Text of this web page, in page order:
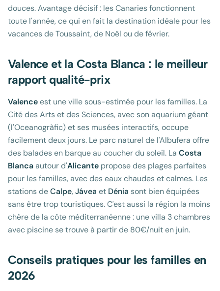
douces. Avantage décisif : les Canaries fonctionnent
toute l'année, ce qui en fait la destination idéale pour les
vacances de Toussaint, de Noël ou de février.
Valence et la Costa Blanca : le meilleur
rapport qualité-prix
Valenceest une ville sous-estimée pour les familles. La
Cité des Arts et des Sciences, avec son aquarium géant
(l'Oceanogràfic) et ses musées interactifs, occupe
facilement deux jours. Le parc naturel de l'Albufera offre
des balades en barque au coucher du soleil. La Costa
Blancaautour d'Alicante propose des plages parfaites
pour les familles, avec des eaux chaudes et calmes. Les
stations deCalpe,Jávea et Dénia sont bien équipées
sans être trop touristiques. C'est aussi la région la moins
chère de la côte méditerranéenne : une villa 3 chambres
avec piscine se trouve à partir de 80€/nuit en juin.
Conseils pratiques pour les familles en
2026